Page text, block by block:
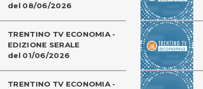
del 08/06/2026
TRENTINO TV ECONOMIA -
EDIZIONE SERALE
del 01/06/2026
TRENTINO TV ECONOMIA -